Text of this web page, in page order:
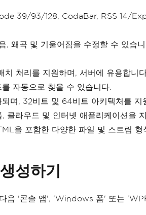
39/93/128, CodaBar, RSS 14/
, 왜곡 및 기울어짐을 수정할 수 있
처리를 지원하며, 서버에 유용합니
자동으로 찾을 수 있습니다.
며, 32비트 및 64비트 아키텍처를 지
라우드 및 인터넷 애플리케이션을
을 포함한 다양한 파일 및 스트림 형
성하기
음 '콘솔 앱', 'Windows 폼' 또는